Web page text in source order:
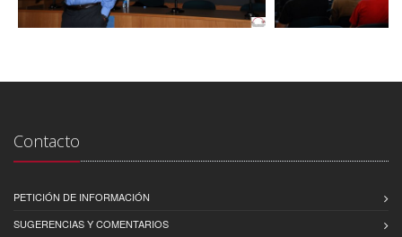
Contacto
PETICIÓN DE INFORMACIÓN
SUGERENCIAS Y COMENTARIOS